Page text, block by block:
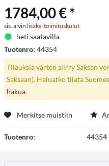
1784,00 € *
sis. alvin lisäksi toimituskulut
heti saatavilla
Tuotenro: 44354
Tilauksia varten siirry Saksan
Saksaan). Haluatko tilata
hakua.
Merkitse muistiin
Tuotenro: 44354